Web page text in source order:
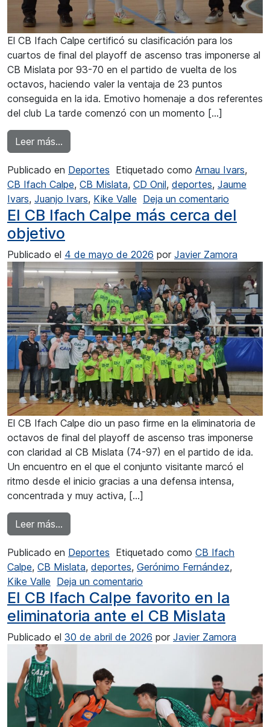
El CB Ifach Calpe certificó su clasificación para los
cuartos de final del playoff de ascenso tras imponerse al
CB Mislata por 93-70 en el partido de vuelta de los
octavos, haciendo valer la ventaja de 23 puntos
conseguida en la ida. Emotivo homenaje a dos referentes
del club La tarde comenzó con un momento […]
Leer más…
Publicado en Deportes Etiquetado como Arnau Ivars,
CB Ifach Calpe, CB Mislata, CD Onil, deportes, Jaume
Ivars, Juanjo Ivars, Kike Valle Deja un comentario
El CB Ifach Calpe más cerca del
objetivo
Publicado el 4 de mayo de 2026 por Javier Zamora
El CB Ifach Calpe dio un paso firme en la eliminatoria de
octavos de final del playoff de ascenso tras imponerse
con claridad al CB Mislata (74-97) en el partido de ida.
Un encuentro en el que el conjunto visitante marcó el
ritmo desde el inicio gracias a una defensa intensa,
concentrada y muy activa, […]
Leer más…
Publicado en Deportes Etiquetado como CB Ifach
Calpe, CB Mislata, deportes, Gerónimo Fernández,
Kike Valle Deja un comentario
El CB Ifach Calpe favorito en la
eliminatoria ante el CB Mislata
Publicado el 30 de abril de 2026 por Javier Zamora